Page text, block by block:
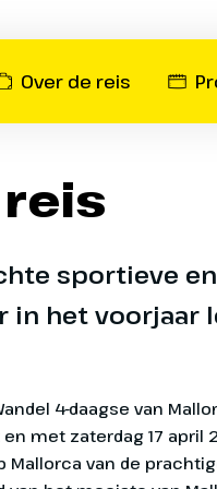
Over de reis
sportieve
in het voorjaar
4-daagse van
met zaterdag 17 april
van de
er in
tussen
door de
Vermell en nog veel
wandelingen voeren
typische
en heel
over dit